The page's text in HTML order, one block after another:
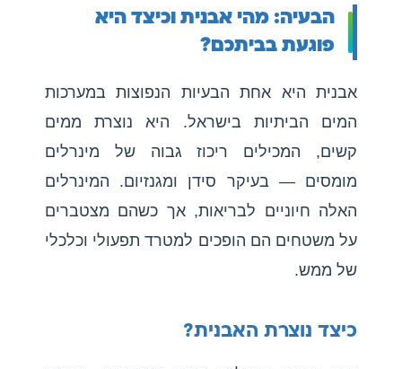
הבעיה: מהי אבנית וכיצד היא
פוגעת בביתכם?
אבנית היא אחת הבעיות הנפוצות במערכות
המים הביתיות בישראל. היא נוצרת ממים
קשים, המכילים ריכוז גבוה של מינרלים
מומסים — בעיקר סידן ומגנזיום. המינרלים
האלה חיוניים לבריאות, אך כשהם מצטברים
על משטחים הם הופכים למטרד תפעולי וכלכלי
של ממש.
כיצד נוצרת האבנית?